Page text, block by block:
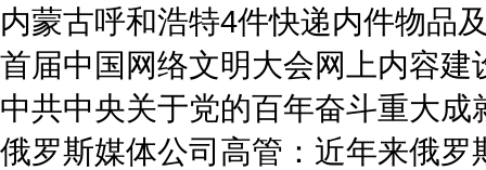
内蒙古呼和浩特4件快递内件物品
首届中国网络文明大会网上内容建
中共中央关于党的百年奋斗重大成
俄罗斯媒体公司高管：近年来俄罗